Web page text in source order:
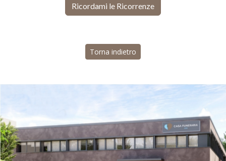
Ricordami le Ricorrenze
Torna indietro